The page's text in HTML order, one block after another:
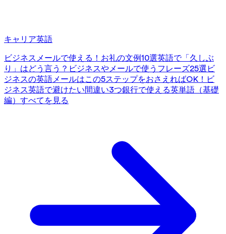
キャリア英語
ビジネスメールで使える！お礼の文例10選英語で「久しぶ
り」はどう言う？ビジネスやメールで使うフレーズ25選 ビ
ジネスの英語メールはこの5ステップをおさえればOK！ ビ
ジネス英語で避けたい間違い3つ銀行で使える英単語（基礎
編） すべてを見る